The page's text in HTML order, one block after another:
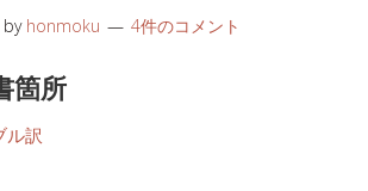
by honmoku 4件のコメント
箇所
ル訳